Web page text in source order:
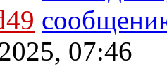
07:46